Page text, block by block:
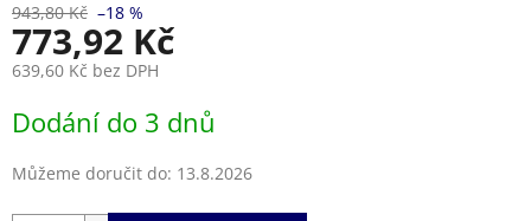
943,80 Kč –18 %
773,92 Kč
639,60 Kč bez DPH
cena:
Dodání do 3 dnů
Můžeme doručit do: 13.8.2026